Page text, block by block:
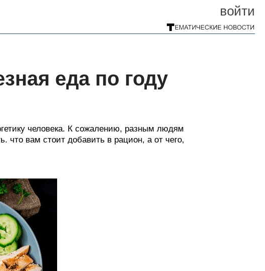
войти
еда по году
человека. К сожалению, разным людям
что вам стоит добавить в рацион, а от чего,